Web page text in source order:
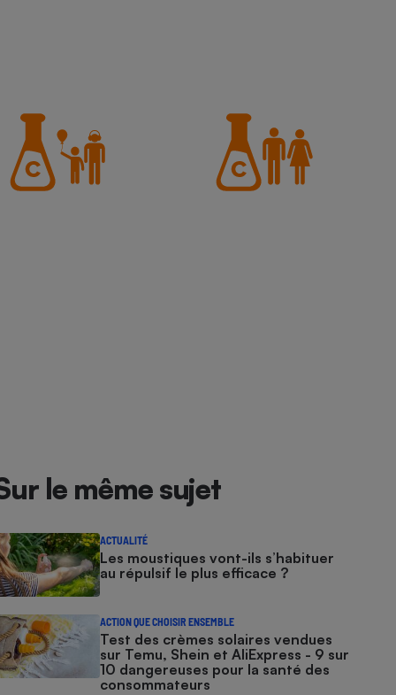
le même sujet
ACTUALITÉ
Les moustiques vont-ils s’habituer
au répulsif le plus efficace ?
ACTION QUE CHOISIR ENSEMBLE
Test des crèmes solaires vendues
sur Temu, Shein et AliExpress - 9 sur
10 dangereuses pour la santé des
consommateurs